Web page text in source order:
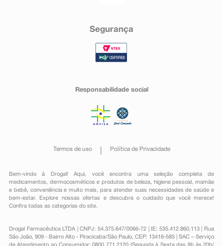
Segurança
Responsabilidade social
Termos de uso Política de Privacidade
Bem-vindo à Drogal! Aqui, você encontra uma seleção completa de
medicamentos , dermocosméticos e produtos de beleza, higiene pessoal ,mamãe
e bebê, conveniênciae muito mais, para atender suas necessidades de saúde e
bem-estar. Explore nossas ofertas e descubra o cuidado que você merece!
Confira todas as categorias do site.
Drogal Farmacêutica LTDA | CNPJ: 54.375.647/0066-72 | IE: 535.412.860.113 | Rua
São João, 909 - Bairro Alto - Piracicaba/São Paulo, CEP: 13416-585 | SAC – Serviço
de Atendimento ao Consumidor: 0800 771 2120 (Segunda à Sexta das 8h às 20h/